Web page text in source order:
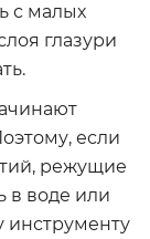
с малых
глазури
если
режущие
в воде или
инструменту